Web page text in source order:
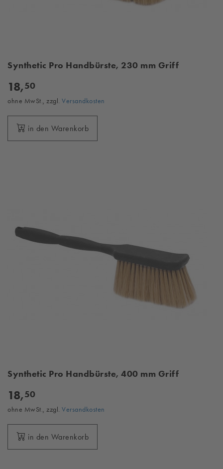
Synthetic Pro Handbürste, 230 mm Griff
18,50
ohne MwSt., zzgl. Versandkosten
in den Warenkorb
Synthetic Pro Handbürste, 400 mm Griff
18,50
ohne MwSt., zzgl. Versandkosten
in den Warenkorb